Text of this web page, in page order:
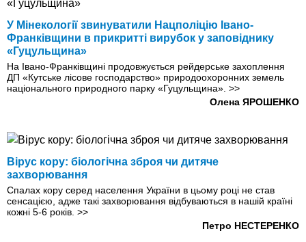
У Мінекології звинуватили Нацполіцію Івано-
Франківщини в прикритті вирубок у заповіднику
«Гуцульщина»
На Івано-Франківщині продовжується рейдерське захоплення
ДП «Кутське лісове господарство» природоохоронних земель
національного природного парку «Гуцульщина». >>
Олена ЯРОШЕНКО
Вірус кору: біологічна зброя чи дитяче
захворювання
Спалах кору серед населення України в цьому році не став
сенсацією, адже такі захворювання відбуваються в нашій країні
кожні 5-6 років. >>
Петро НЕСТЕРЕНКО